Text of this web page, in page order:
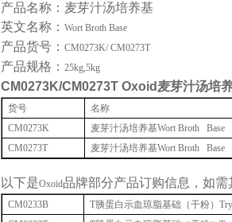
产品名称：麦芽汁汤培养基
英文名称： Wort Broth Base
产品货号： CM0273K/ CM0273T
产品规格： 25kg,5kg
CM0273K/CM0273T Oxoid 麦芽汁汤培
货号 名称
CM0273K
麦芽汁汤培养基Wort Broth Base
CM0273T
麦芽汁汤培养基Wort Broth Base
以下是Oxoid品牌部分产品订购信息，如
CM0233B T胰蛋白示血琼脂基础（干粉）